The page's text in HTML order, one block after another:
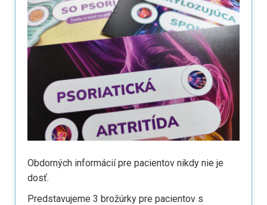
Obdorných informácií pre pacientov nikdy nie je
dosť.
Predstavujeme 3 brožúrky pre pacientov s